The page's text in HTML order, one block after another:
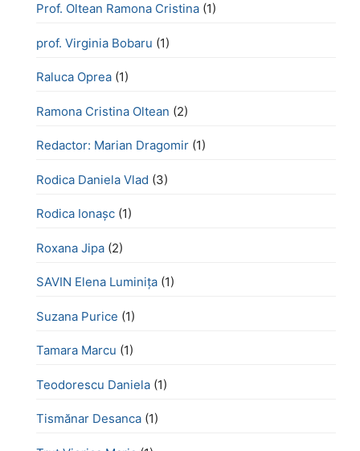
Prof. Oltean Ramona Cristina (1)
prof. Virginia Bobaru (1)
Raluca Oprea (1)
Ramona Cristina Oltean (2)
Redactor: Marian Dragomir (1)
Rodica Daniela Vlad (3)
Rodica Ionașc (1)
Roxana Jipa (2)
SAVIN Elena Luminița (1)
Suzana Purice (1)
Tamara Marcu (1)
Teodorescu Daniela (1)
Tismănar Desanca (1)